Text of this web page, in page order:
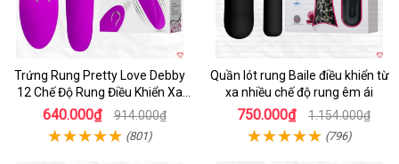
Trứng Rung Pretty Love Debby
12 Chế Độ Rung Điều Khiển Xa
Kích Thích
640.000₫ 914.000₫
(801)
Quần lót rung Baile điều khiển từ
xa nhiều chế độ rung êm ái
750.000₫ 1.154.000₫
(796)